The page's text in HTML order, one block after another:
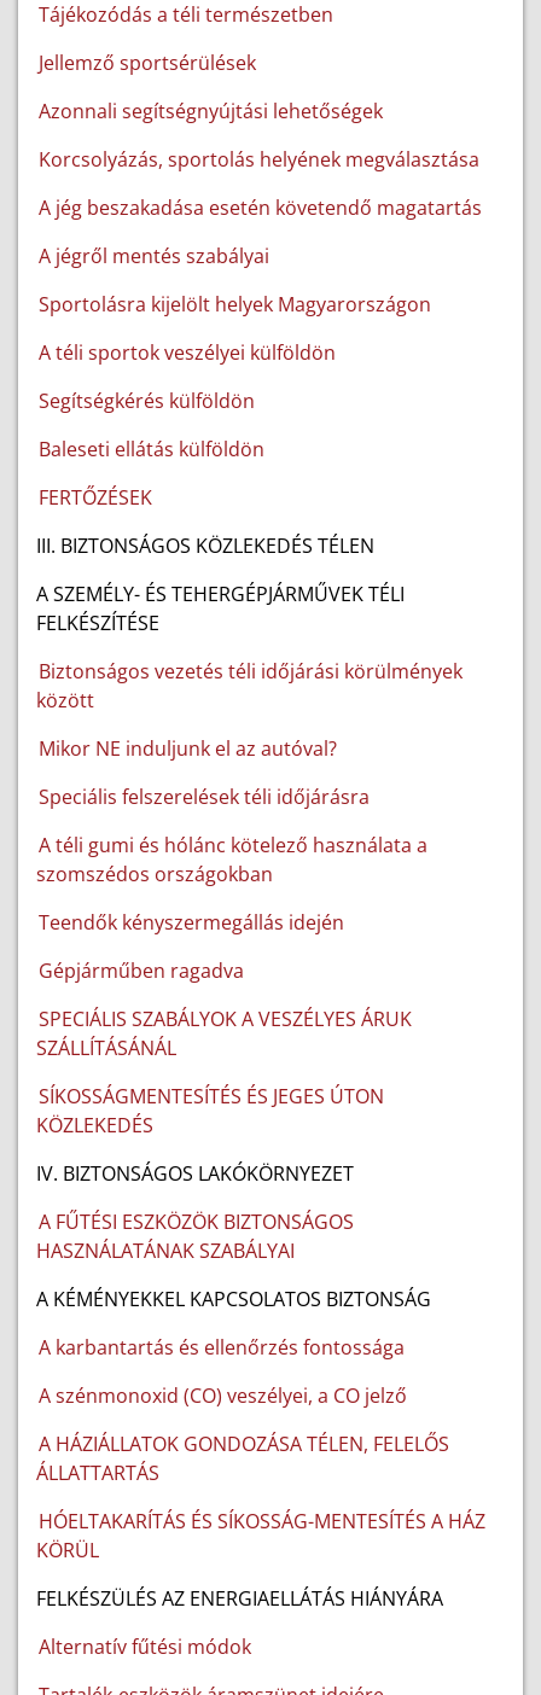
Tájékozódás a téli természetben
Jellemző sportsérülések
Azonnali segítségnyújtási lehetőségek
Korcsolyázás, sportolás helyének megválasztása
A jég beszakadása esetén követendő magatartás
A jégről mentés szabályai
Sportolásra kijelölt helyek Magyarországon
A téli sportok veszélyei külföldön
Segítségkérés külföldön
Baleseti ellátás külföldön
FERTŐZÉSEK
III. BIZTONSÁGOS KÖZLEKEDÉS TÉLEN
A SZEMÉLY- ÉS TEHERGÉPJÁRMŰVEK TÉLI
FELKÉSZÍTÉSE
Biztonságos vezetés téli időjárási körülmények
között
Mikor NE induljunk el az autóval?
Speciális felszerelések téli időjárásra
A téli gumi és hólánc kötelező használata a
szomszédos országokban
Teendők kényszermegállás idején
Gépjárműben ragadva
SPECIÁLIS SZABÁLYOK A VESZÉLYES ÁRUK
SZÁLLÍTÁSÁNÁL
SÍKOSSÁGMENTESÍTÉS ÉS JEGES ÚTON
KÖZLEKEDÉS
IV. BIZTONSÁGOS LAKÓKÖRNYEZET
A FŰTÉSI ESZKÖZÖK BIZTONSÁGOS
HASZNÁLATÁNAK SZABÁLYAI
A KÉMÉNYEKKEL KAPCSOLATOS BIZTONSÁG
A karbantartás és ellenőrzés fontossága
A szénmonoxid (CO) veszélyei, a CO jelző
A HÁZIÁLLATOK GONDOZÁSA TÉLEN, FELELŐS
ÁLLATTARTÁS
HÓELTAKARÍTÁS ÉS SÍKOSSÁG-MENTESÍTÉS A HÁZ
KÖRÜL
FELKÉSZÜLÉS AZ ENERGIAELLÁTÁS HIÁNYÁRA
Alternatív fűtési módok